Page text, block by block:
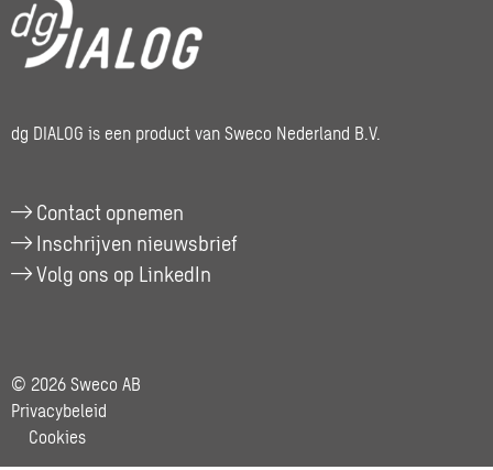
dg DIALOG is een product van Sweco Nederland B.V.
Contact opnemen
Inschrijven nieuwsbrief
Volg ons op LinkedIn
© 2026 Sweco AB
Privacybeleid
Cookies